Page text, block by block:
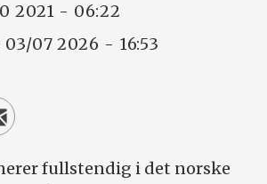
2021 - 06:22
03/07 2026 - 16:53
fullstendig i det norske